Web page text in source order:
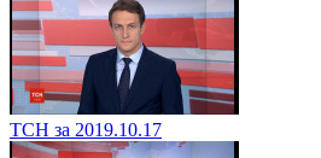
ТСН за 2019.10.17